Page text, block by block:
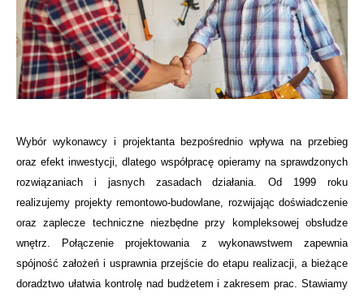
Wybór wykonawcy i projektanta bezpośrednio wpływa na przebieg
oraz efekt inwestycji, dlatego współpracę opieramy na sprawdzonych
rozwiązaniach i jasnych zasadach działania. Od 1999 roku
realizujemy projekty remontowo-budowlane, rozwijając doświadczenie
oraz zaplecze techniczne niezbędne przy kompleksowej obsłudze
wnętrz. Połączenie projektowania z wykonawstwem zapewnia
spójność założeń i usprawnia przejście do etapu realizacji, a bieżące
doradztwo ułatwia kontrolę nad budżetem i zakresem prac. Stawiamy